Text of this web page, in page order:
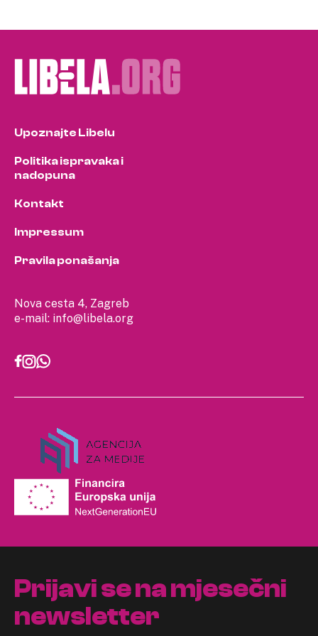
Nova cesta 4, Zagreb
e-mail: info@libela.org
Upoznajte Libelu
Politika ispravaka i
nadopuna
Kontakt
Impressum
Pravila ponašanja
Prijavi se na mjesečni
newsletter